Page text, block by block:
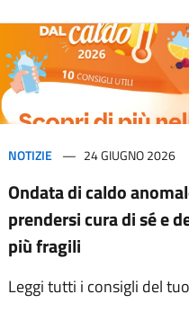
NOTIZIE 24 GIUGNO 2026
Ondata di caldo
prendersi cura di sé e
più fragili
Leggi tutti i consigli del